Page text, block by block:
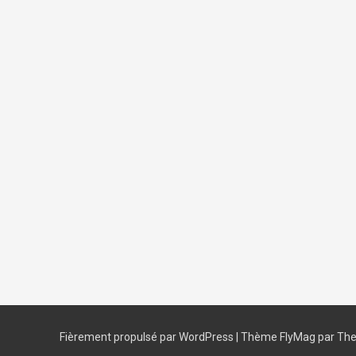
Fièrement propulsé par WordPress Thème FlyMag par